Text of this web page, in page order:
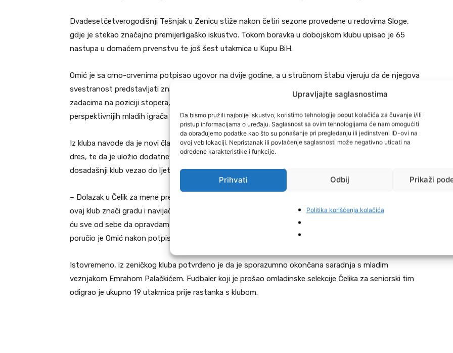
Upravljajte saglasnostima
Da bismo pružili najbolje iskustvo, koristimo tehnologije poput kolačića za čuvanje i/ili
pristup informacijama o uređaju. Saglasnost sa ovim tehnologijama će nam omogućiti
da obrađujemo podatke kao što su ponašanje pri pregledanju ili jedinstveni ID-ovi na
ovoj veb lokaciji. Nepristanak ili povlačenje saglasnosti može negativno uticati na
određene karakteristike i funkcije.
Prihvati Odbij Prikaži
Politika korišćenja kolačića
Dvadesetčetverogodišnji Tešnjak u Zenicu stiže nakon četiri sezone provedene u redovima Sloge,
gdje je stekao značajno premijerligaško iskustvo. Tokom boravka u dobojskom klubu upisao je 65
nastupa u domaćem prvenstvu te još šest utakmica u Kupu BiH.
Omić je sa crno-crvenima potpisao ugovor na dvije godine, a u stručnom štabu vjeruju da će njegova
svestranost predstavljati značajan adut u povratničkoj sezoni. Riječ je o igraču koji može odgovoriti
zadacima na poziciji stopera, ali i defanzivnog veznog, a već godinama važi za jednog od
perspektivnijih mladih igrača u zadnjoj liniji bh. nogometa.
Iz kluba navode da je novi član Čelika od samog početka pokazao veliku želju da obuče crno-crveni
dres, te da je uložio dodatne napore kako bi riješio status u Slogi, s obzirom na to da ga je ugovor za
dosadašnji klub vezao do ljeta 2027. godine.
– Dolazak u Čelik za mene predstavlja veliku čast i novi izazov. Od prvih razgovora osjetio sam koliko
ovaj klub znači gradu i navijačima. Jedva čekam početak priprema i prve nastupe na Bilinom polju. Dat
ću sve od sebe da opravdam ukazano povjerenje i pomognem ekipi da ostvari zacrtane ciljeve –
poručio je Omić nakon potpisa ugovora.
Istovremeno, iz zeničkog kluba potvrđeno je da je sporazumno okončana saradnja s mladim
veznjakom Emrahom Palačkićem. Fudbaler koji je prošao omladinske selekcije Čelika za seniorski tim
odigrao je ukupno 19 utakmica prije rastanka s klubom.